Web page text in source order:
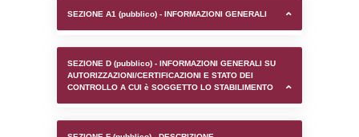
`userlevelpermissions` WHERE `userlevelid`
executionMS: 0.0009770393371582